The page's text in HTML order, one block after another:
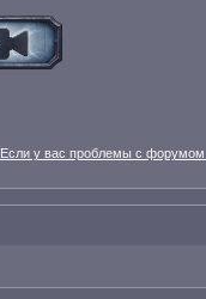
Если у вас проблемы с форумом..